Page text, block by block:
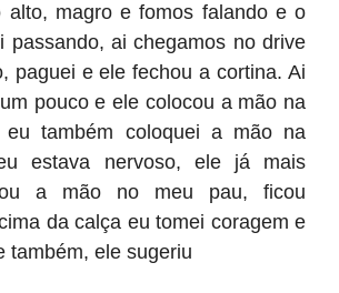
alto, magro e fomos falando e o
passando, ai chegamos no drive
paguei e ele fechou a cortina. Ai
pouco e ele colocou a mão na
eu também coloquei a mão na
estava nervoso, ele já mais
a mão no meu pau, ficou
da calça eu tomei coragem e
também, ele sugeriu